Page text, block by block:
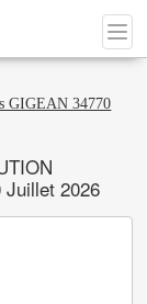
GIGEAN 34770
Juillet 2026